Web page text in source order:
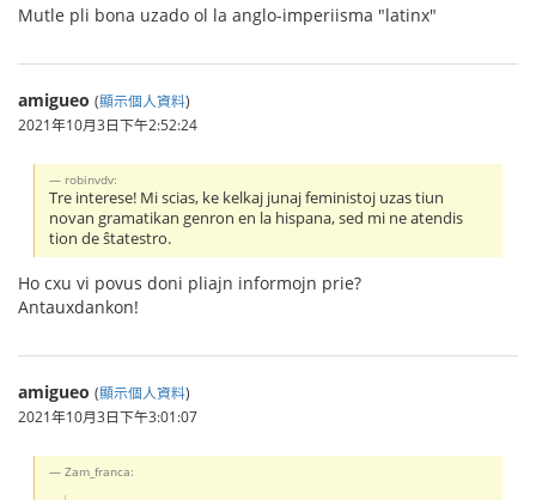
Mutle pli bona uzado ol la anglo-imperiisma "latinx"
amigueo (顯示個人資料)
2021年10月3日下午2:52:24
robinvdv:
Tre interese! Mi scias, ke kelkaj junaj feministoj uzas tiun
novan gramatikan genron en la hispana, sed mi ne atendis
tion de ŝtatestro.
Ho cxu vi povus doni pliajn informojn prie?
Antauxdankon!
amigueo (顯示個人資料)
2021年10月3日下午3:01:07
Zam_franca: